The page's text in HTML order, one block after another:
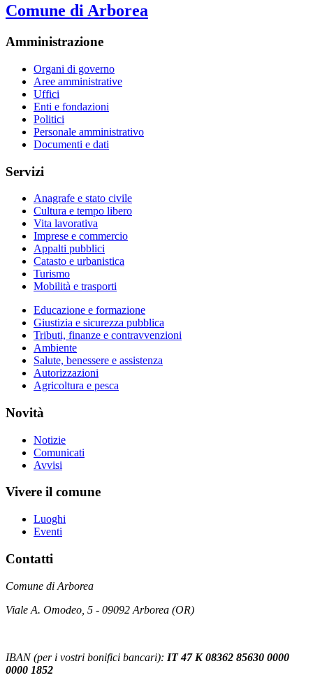
Comune di Arborea
Amministrazione
Organi di governo
Aree amministrative
Uffici
Enti e fondazioni
Politici
Personale amministrativo
Documenti e dati
Servizi
Anagrafe e stato civile
Cultura e tempo libero
Vita lavorativa
Imprese e commercio
Appalti pubblici
Catasto e urbanistica
Turismo
Mobilità e trasporti
Educazione e formazione
Giustizia e sicurezza pubblica
Tributi, finanze e contravvenzioni
Ambiente
Salute, benessere e assistenza
Autorizzazioni
Agricoltura e pesca
Novità
Notizie
Comunicati
Avvisi
Vivere il comune
Luoghi
Eventi
Contatti
Comune di Arborea
Viale A. Omodeo, 5 - 09092 Arborea (OR)
IBAN (per i vostri bonifici bancari): IT 47 K 08362 85630 0000
0000 1852